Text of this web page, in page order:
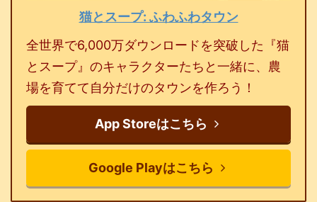
猫とスープ: ふわふわタウン
全世界で6,000万ダウンロードを突破した『猫
とスープ』のキャラクターたちと一緒に、農
場を育てて自分だけのタウンを作ろう！
App Storeはこちら
Google Playはこちら